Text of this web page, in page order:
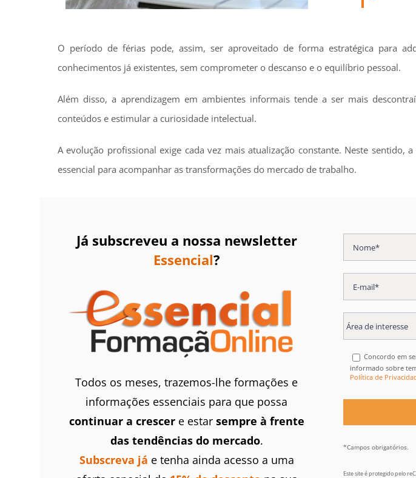
O período de férias pode, assim, ser aproveitado de forma estratégica para
conhecimentos já existentes, sem comprometer o descanso e o equilíbrio pessoal.
Além disso, a aprendizagem em ambientes informais tende a ser mais
conteúdos e estimular a curiosidade intelectual.
A evolução profissional exige cada vez mais atualização constante. Neste sentido,
essencial para acompanhar as transformações do mercado de trabalho.
Já subscreveu a nossa newsletter
Essencial?
Todos os meses, trazemos-lhe formações e
informações essenciais para que possa
continuar a crescere estar sempre à frente
das tendências do mercado.
Subscreva já e tenha ainda acesso a uma
Concordo em
informado sobre
Política de
*Campos obrigatórios.
Este site é protegido pelo